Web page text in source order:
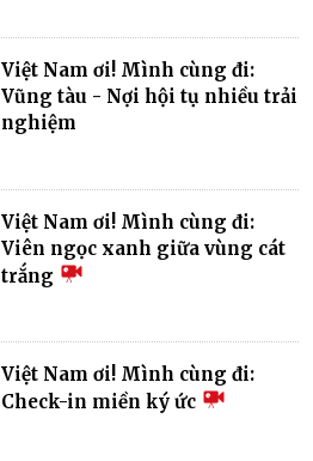
Việt Nam ơi! Mình cùng đi:
Vũng tàu - Nợi hội tụ nhiều trải
nghiệm
Việt Nam ơi! Mình cùng đi:
Viên ngọc xanh giữa vùng cát
trắng
Việt Nam ơi! Mình cùng đi:
Check-in miền ký ức